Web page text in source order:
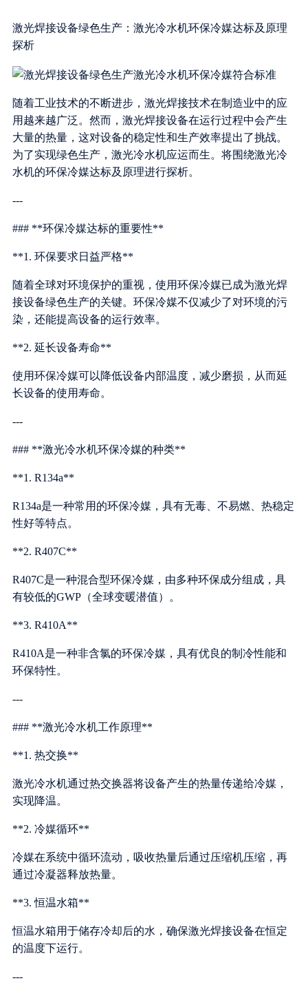
激光焊接设备绿色生产：激光冷水机环保冷媒达标及原理
探析
随着工业技术的不断进步，激光焊接技术在制造业中的应
用越来越广泛。然而，激光焊接设备在运行过程中会产生
大量的热量，这对设备的稳定性和生产效率提出了挑战。
为了实现绿色生产，激光冷水机应运而生。将围绕激光冷
水机的环保冷媒达标及原理进行探析。
---
### **环保冷媒达标的重要性**
**1. 环保要求日益严格**
随着全球对环境保护的重视，使用环保冷媒已成为激光焊
接设备绿色生产的关键。环保冷媒不仅减少了对环境的污
染，还能提高设备的运行效率。
**2. 延长设备寿命**
使用环保冷媒可以降低设备内部温度，减少磨损，从而延
长设备的使用寿命。
---
### **激光冷水机环保冷媒的种类**
**1. R134a**
R134a是一种常用的环保冷媒，具有无毒、不易燃、热稳定
性好等特点。
**2. R407C**
R407C是一种混合型环保冷媒，由多种环保成分组成，具
有较低的GWP（全球变暖潜值）。
**3. R410A**
R410A是一种非含氯的环保冷媒，具有优良的制冷性能和
环保特性。
---
### **激光冷水机工作原理**
**1. 热交换**
激光冷水机通过热交换器将设备产生的热量传递给冷媒，
实现降温。
**2. 冷媒循环**
冷媒在系统中循环流动，吸收热量后通过压缩机压缩，再
通过冷凝器释放热量。
**3. 恒温水箱**
恒温水箱用于储存冷却后的水，确保激光焊接设备在恒定
的温度下运行。
---